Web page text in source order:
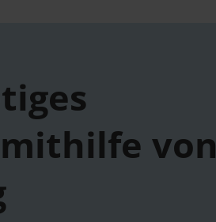
von